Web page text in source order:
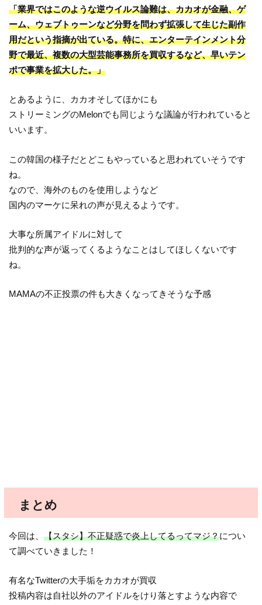
「業界ではこのような逆ウイルス論難は、カカオが金融、ゲ
ーム、ウェブトゥーンなど分野を問わず拡張して生じた副作
用だという指摘が出ている。特に、エンターテインメント分
野で最近、複数の大型芸能事務所を買収するなど、早いテン
ポで事業を拡大した。」
とあるように、カカオそしてほかにも
ストリーミングのMelonでも同じような議論が行われていると
いいます。
この韓国の様子だとどこもやっていると思われていそうです
ね。
なので、海外のものを使用しようなど
国内のマーケに呆れの声が見えるようです。
大事な所属アイドルに対して
批判的な声が返ってくるようなことはしてほしくないです
ね。
MAMAの不正投票の件も大きくなってきそうな予感
まとめ
今回は、【スタシ】不正疑惑で炎上してるってマジ？につい
て調べていきました！
有名なTwitterの大手垢をカカオが買収
投稿内容は自社以外のアイドルをけり落とすような内容で